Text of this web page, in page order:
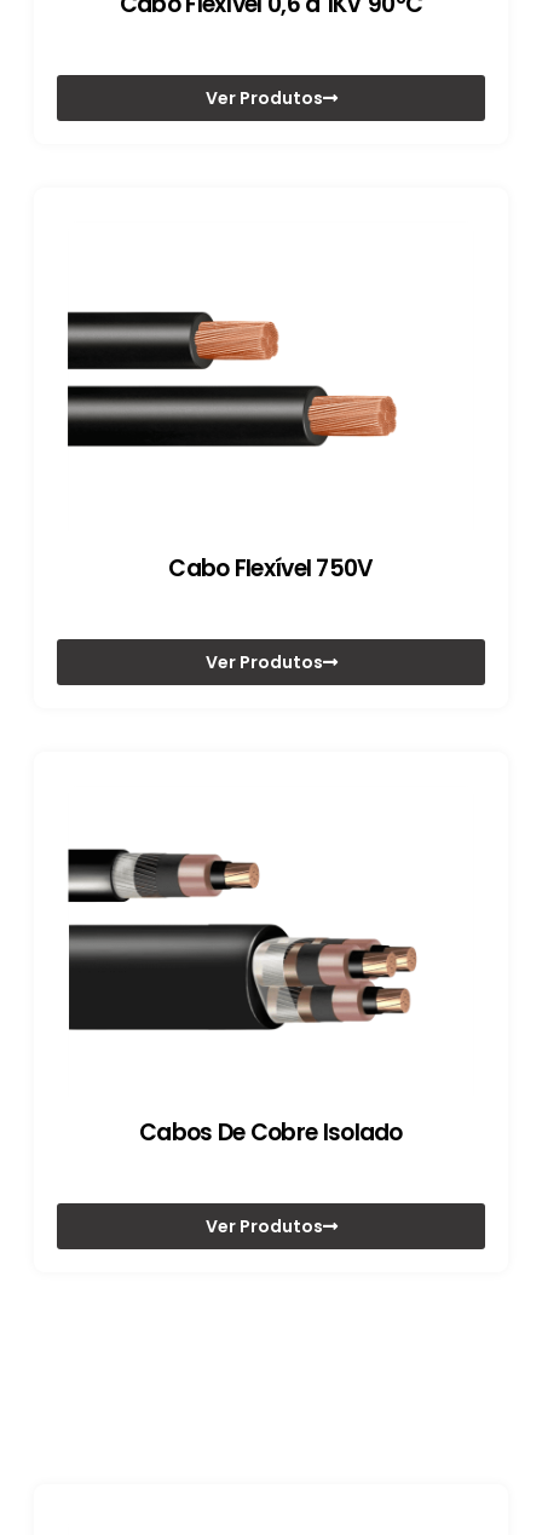
Ver Produtos
Cabo Flexível 750V
Ver Produtos
Cabos De Cobre Isolado
Ver Produtos